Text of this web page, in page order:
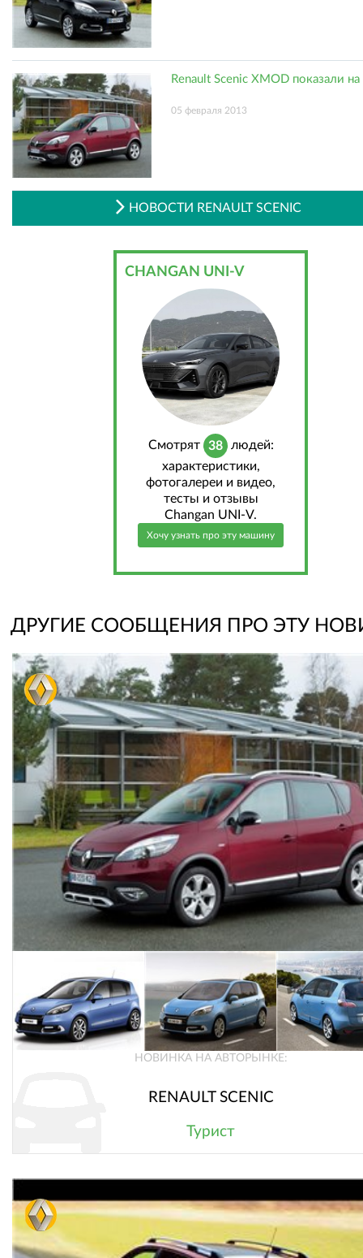
Renault Scenic XMOD показали
05 февраля 2013
НОВОСТИ RENAULT SCENIC
CHANGAN UNI-V
Cмотрят 38 людей:
характеристики,
фотогалереи и видео,
тесты и отзывы
Changan UNI-V.
Хочу узнать про эту машину
ДРУГИЕ СООБЩЕНИЯ ПРО ЭТУ
НОВИНКА НА АВТОРЫНКЕ:
RENAULT SCENIC
Турист